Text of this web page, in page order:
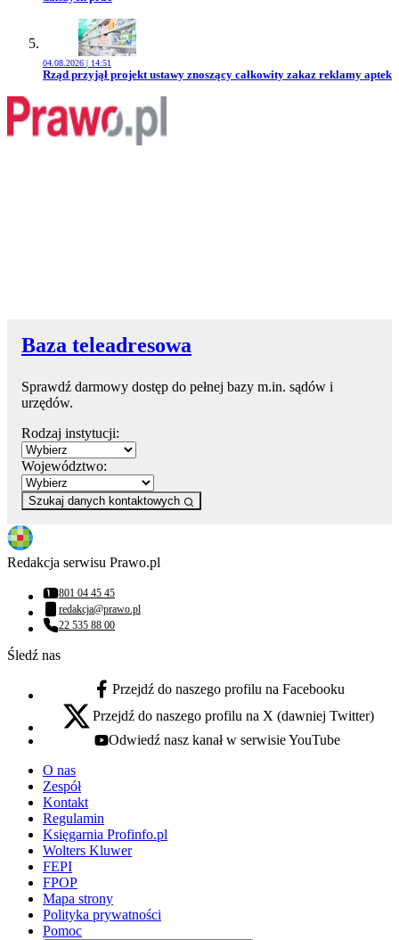
04.08.2026 | 14:51
Przejdź do artykułu:
Rząd przyjął projekt ustawy znoszący całkowity zakaz reklamy aptek
Baza teleadresowa
Sprawdź darmowy dostęp do pełnej bazy m.in. sądów i
urzędów.
Rodzaj instytucji:
Województwo:
Szukaj danych kontaktowych
Redakcja serwisu Prawo.pl
Numer telefonu:
801 04 45 45
Adres email:
redakcja@prawo.pl
Numer telefonu:
22 535 88 00
Śledź nas
facebook - otwiera się w nowej karcie
Przejdź do naszego profilu na Facebooku
x - otwiera się w nowej karcie
Przejdź do naszego profilu na X (dawniej Twitter)
youtube - otwiera się w nowej karcie
Odwiedź nasz kanał w serwisie YouTube
O nas
Zespół
Kontakt
Regulamin
Księgarnia Profinfo.pl
Wolters Kluwer
FEPI
FPOP
Mapa strony
Polityka prywatności
Pomoc